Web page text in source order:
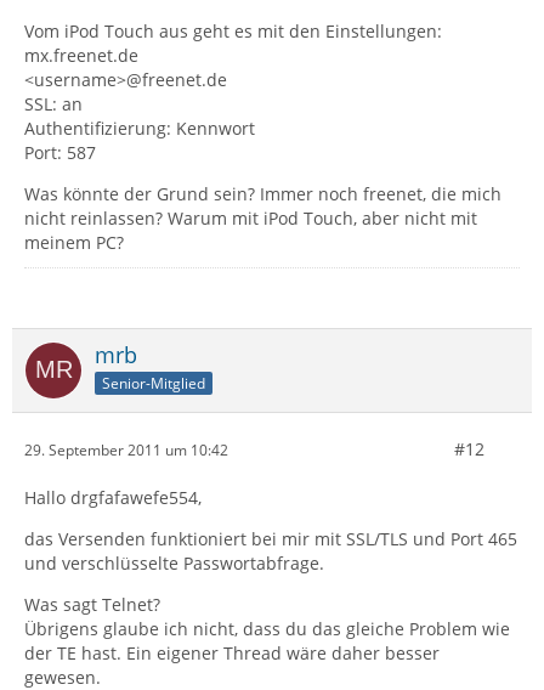
Vom iPod Touch aus geht es mit den Einstellungen:
mx.freenet.de
<username>@freenet.de
SSL: an
Authentifizierung: Kennwort
Port: 587
Was könnte der Grund sein? Immer noch freenet, die mich
nicht reinlassen? Warum mit iPod Touch, aber nicht mit
meinem PC?
mrb
Senior-Mitglied
29. September 2011 um 10:42 #12
Hallo drgfafawefe554,
das Versenden funktioniert bei mir mit SSL/TLS und Port 465
und verschlüsselte Passwortabfrage.
Was sagt Telnet?
Übrigens glaube ich nicht, dass du das gleiche Problem wie
der TE hast. Ein eigener Thread wäre daher besser
gewesen.